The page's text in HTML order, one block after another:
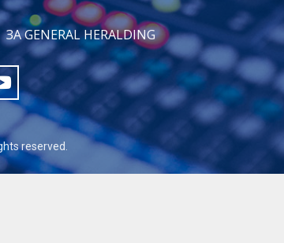
ЗА GENERAL HERALDING
reserved.